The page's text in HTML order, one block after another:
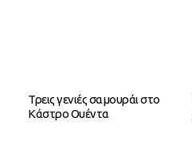
Τρεις γενιές σαμουράι στο
Κάστρο Ουέντα